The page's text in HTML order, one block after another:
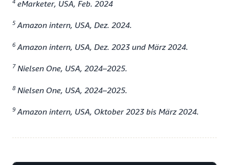
eMarketer, USA, Feb. 2024
5 Amazon intern, USA, Dez. 2024.
6Amazon intern, USA, Dez. 2023 und März 2024.
7 Nielsen One, USA, 2024–2025.
8Nielsen One, USA, 2024–2025.
9 Amazon intern, USA, Oktober 2023 bis März 2024.